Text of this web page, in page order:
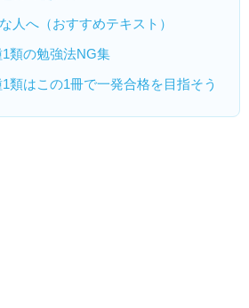
人へ（おすすめテキスト）
類の勉強法NG集
類はこの1冊で一発合格を目指そう